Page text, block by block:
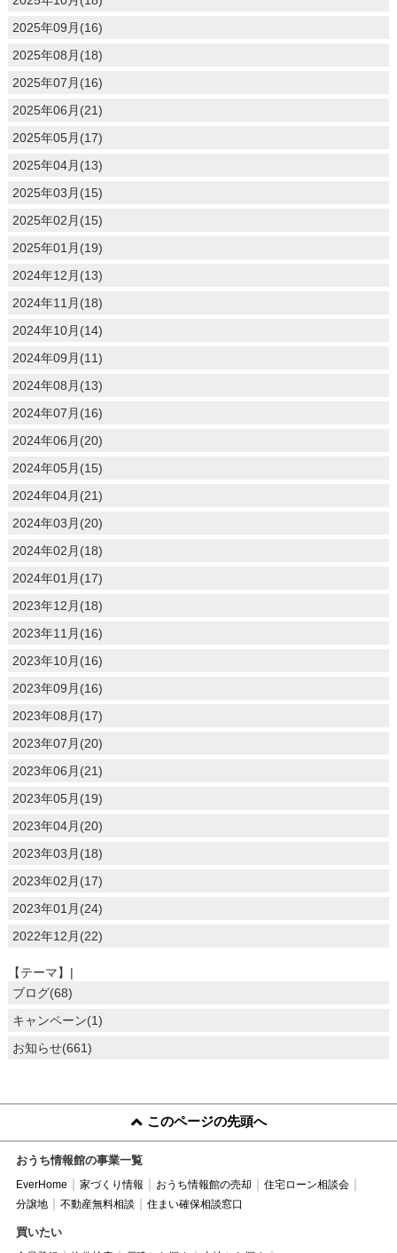
2025年09月(16)
2025年08月(18)
2025年07月(16)
2025年06月(21)
2025年05月(17)
2025年04月(13)
2025年03月(15)
2025年02月(15)
2025年01月(19)
2024年12月(13)
2024年11月(18)
2024年10月(14)
2024年09月(11)
2024年08月(13)
2024年07月(16)
2024年06月(20)
2024年05月(15)
2024年04月(21)
2024年03月(20)
2024年02月(18)
2024年01月(17)
2023年12月(18)
2023年11月(16)
2023年10月(16)
2023年09月(16)
2023年08月(17)
2023年07月(20)
2023年06月(21)
2023年05月(19)
2023年04月(20)
2023年03月(18)
2023年02月(17)
2023年01月(24)
2022年12月(22)
【テーマ】|
ブログ(68)
キャンペーン(1)
お知らせ(661)
このページの先頭へ
おうち情報館の事業一覧
EverHome 家づくり情報 おうち情報館の売却
住宅ローン相談会
分譲地
不動産無料相談 住まい確保相談窓口
買いたい